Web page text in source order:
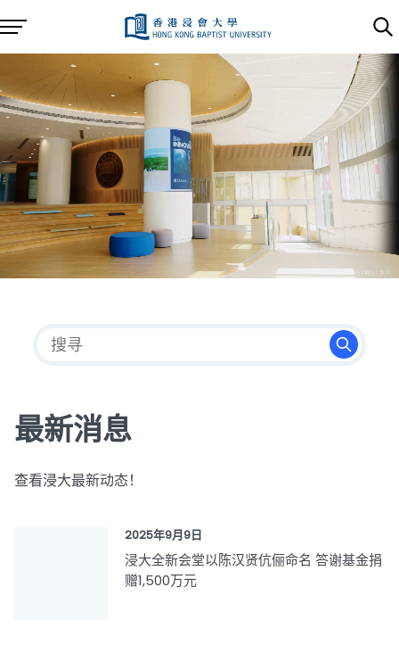
最新消息
查看浸大最新动态！
2025年9月9日
浸大全新会堂以陈汉贤伉俪命名 答谢基金捐
赠1,500万元